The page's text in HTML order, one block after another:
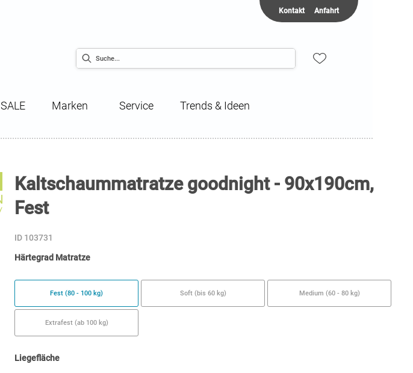
Kontakt Anfahrt
SALE Marken Service Trends & Ideen
Kaltschaummatratze goodnight - 90x190cm,
Fest
ID 103731
Härtegrad Matratze
Fest (80 - 100 kg) Soft (bis 60 kg) Medium (60 - 80 kg)
Extrafest (ab 100 kg)
Liegefläche